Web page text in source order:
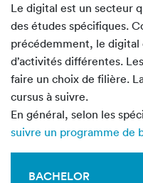
Le digital est un secteur
des études spécifiques.
précédemment, le digital
d’activités différentes.
faire un choix de filière.
cursus à suivre.
En général, selon les
suivre un programme de
BACHELOR